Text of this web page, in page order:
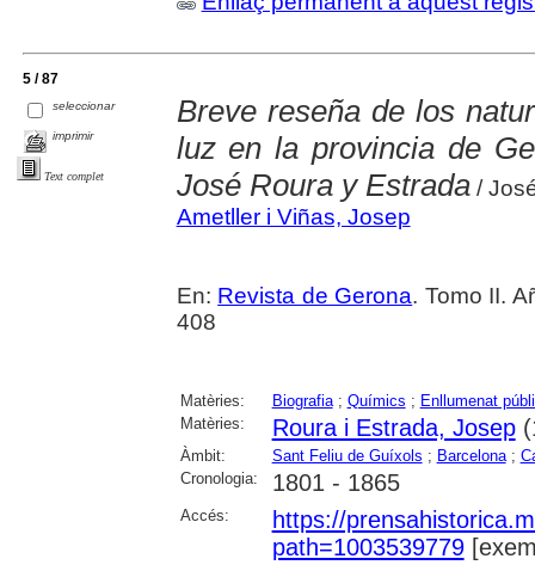
5 / 87
seleccionar
imprimir
Text complet
Breve reseña de los
luz en la provincia de
José Roura y Estrada/
Ametller i Viñas, Josep
En: Revista de Gerona. Tomo II.
408
Matèries: Biografia; Químics ; Enllumenat
Matèries:
Roura i Estrada, Josep
Àmbit: Sant Feliu de Guíxols ; Barcelona;
Cronologia:
1801 - 1865
Accés:
https://
path=1003539779